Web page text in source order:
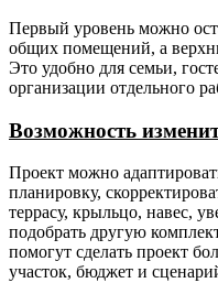
Первый уровень можно
общих помещений, а
Это удобно для семьи,
организации отдельного
Возможность
Проект можно
планировку,
террасу, крыльцо, навес,
подобрать другую
помогут сделать проект
участок, бюджет и